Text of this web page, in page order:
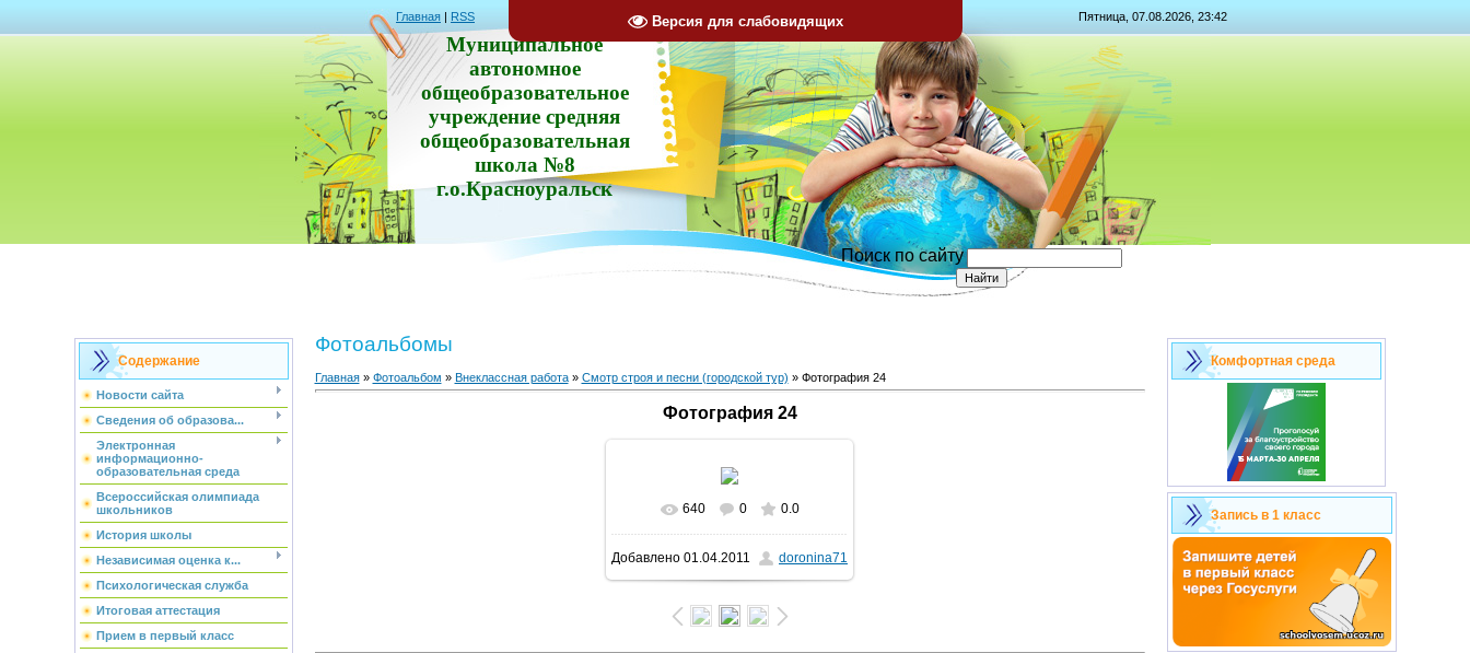
Версия для слабовидящих
Главная | RSS Пятница, 07.08.2026, 23:42
Муниципальное
автономное
общеобразовательное
учреждение средняя
общеобразовательная
школа №8
г.о.Красноуральск
Поиск по сайту
Содержание
Новости сайта
Сведения об образова...
Электронная
информационно-
образовательная среда
Всероссийская олимпиада
школьников
История школы
Независимая оценка к...
Психологическая служба
Итоговая аттестация
Прием в первый класс
Фотоальбомы
Главная» Фотоальбом » Внеклассная работа» Смотр строя и песни (городской тур) » Фотография 24
Фотография 24
640 0 0.0
Добавлено 01.04.2011 doronina71
Комфортная среда
Запись в 1 класс